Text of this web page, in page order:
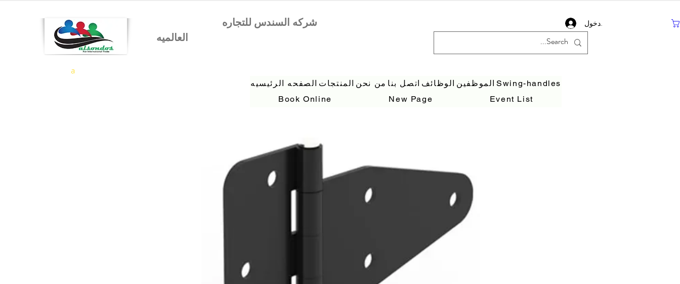
تسجيل دخول
الصفحه الرئيسيه المنتجات من نحن اتصل بنا الوظائف الموظفين Swing-handles
Book Online
New Page Event List
a